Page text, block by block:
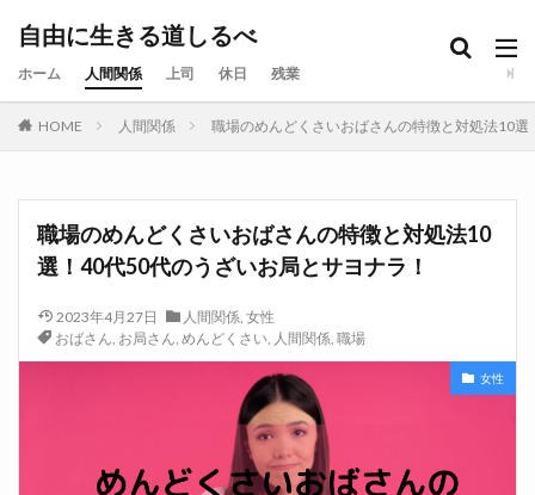
自由に生きる道しるべ
ホーム 人間関係 上司 休日 残業
HOME 人間関係 職場のめんどくさいおばさんの特徴と対処法10
職場のめんどくさいおばさんの特徴と対処法10
選！40代50代のうざいお局とサヨナラ！
2023年4月27日 人間関係, 女性
おばさん, お局さん, めんどくさい, 人間関係, 職場
女性